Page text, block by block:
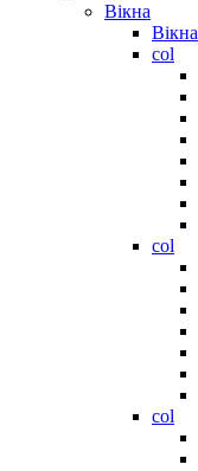
Вікна
Вікна
col
col
col